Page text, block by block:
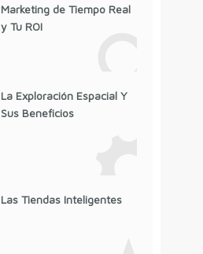
Marketing de Tiempo Real
y Tu ROI
La Exploración Espacial Y
Sus Beneficios
Las Tiendas Inteligentes